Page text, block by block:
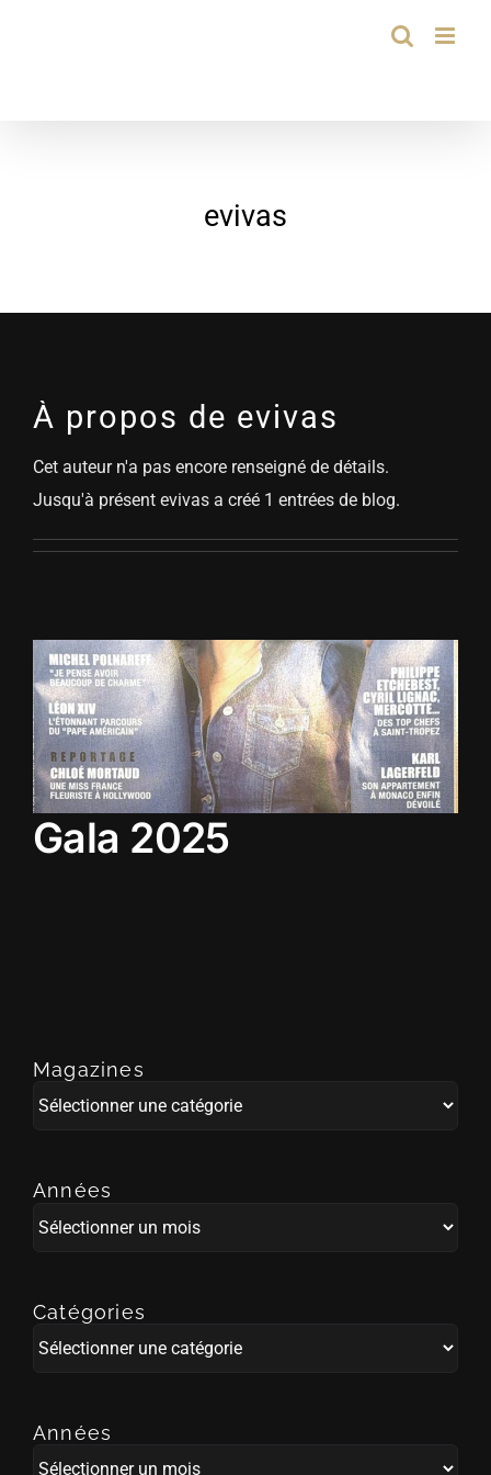
evivas
À propos de evivas
Cet auteur n'a pas encore renseigné de détails.
Jusqu'à présent evivas a créé 1 entrées de blog.
Gala 2025
Magazines
Magazines
Années
Années
Catégories
Catégories
Années
Années